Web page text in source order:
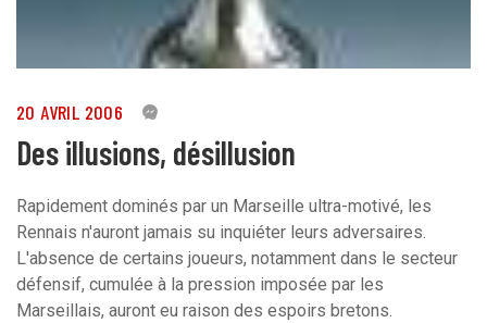
20 AVRIL 2006 0
Des illusions, désillusion
Rapidement dominés par un Marseille ultra-motivé, les
Rennais n'auront jamais su inquiéter leurs adversaires.
L'absence de certains joueurs, notamment dans le secteur
défensif, cumulée à la pression imposée par les
Marseillais, auront eu raison des espoirs bretons.